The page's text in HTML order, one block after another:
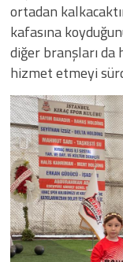
ortadan
kafasına
diğer branşları da
hizmet etmeyi